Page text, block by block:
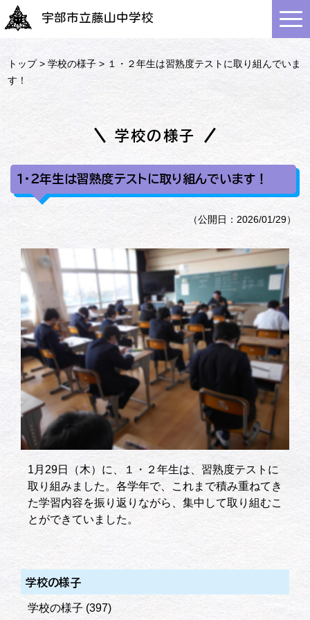
宇部市立藤山中学校
トップ>学校の様子 > １・２年生は習熟度テストに取り組んでいま
す！
学校の様子
１・２年生は習熟度テストに取り組んでいます！
（公開日：2026/01/29）
1月29日（木）に、１・２年生は、習熟度テストに
取り組みました。各学年で、これまで積み重ねてき
た学習内容を振り返りながら、集中して取り組むこ
とができていました。
学校の様子
学校の様子 (397)